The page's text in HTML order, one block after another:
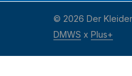
© 2026 Der
DMWS xPlus+